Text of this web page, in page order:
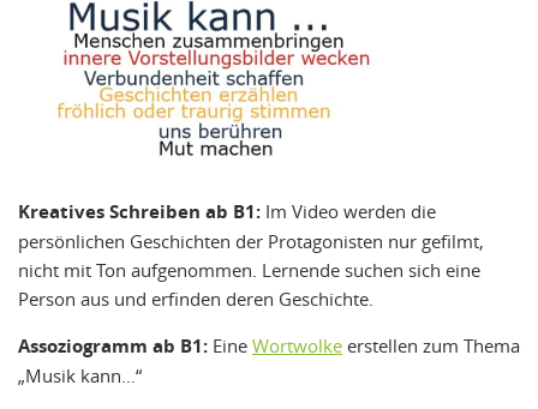
Kreatives Schreiben ab B1: Im Video werden die
persönlichen Geschichten der Protagonisten nur gefilmt,
nicht mit Ton aufgenommen. Lernende suchen sich eine
Person aus und erfinden deren Geschichte.
Assoziogramm ab B1: Eine Wortwolke erstellen zum Thema
„Musik kann…“